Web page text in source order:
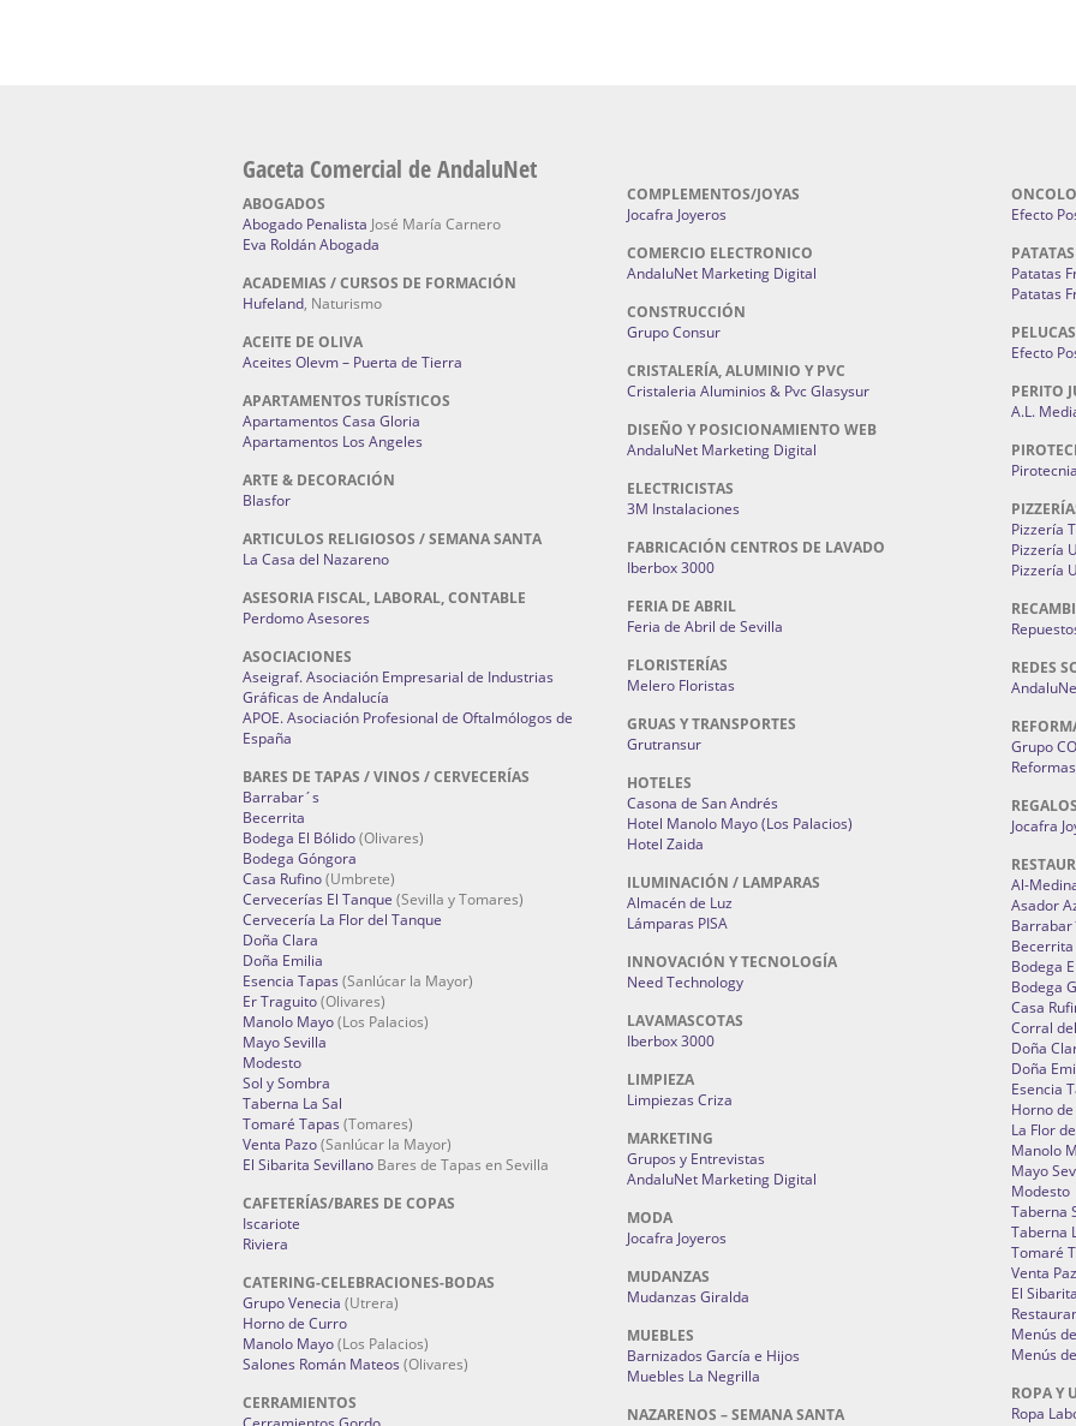
Gaceta Comercial de AndaluNet
ABOGADOS
Abogado Penalista José María Carnero
Eva Roldán Abogada
ACADEMIAS / CURSOS DE FORMACIÓN
Hufeland, Naturismo
ACEITE DE OLIVA
Aceites Olevm – Puerta de Tierra
APARTAMENTOS TURÍSTICOS
Apartamentos Casa Gloria
Apartamentos Los Angeles
ARTE & DECORACIÓN
Blasfor
ARTICULOS RELIGIOSOS / SEMANA SANTA
La Casa del Nazareno
ASESORIA FISCAL, LABORAL, CONTABLE
Perdomo Asesores
ASOCIACIONES
Aseigraf. Asociación Empresarial de Industrias
Gráficas de Andalucía
APOE. Asociación Profesional de Oftalmólogos de
España
BARES DE TAPAS / VINOS / CERVECERÍAS
Barrabar´s
Becerrita
Bodega El Bólido(Olivares)
Bodega Góngora
Casa Rufino(Umbrete)
Cervecerías El Tanque (Sevilla y Tomares)
Cervecería La Flor del Tanque
Doña Clara
Doña Emilia
Esencia Tapas (Sanlúcar la Mayor)
Er Traguito(Olivares)
Manolo Mayo(Los Palacios)
Mayo Sevilla
Modesto
Sol y Sombra
Taberna La Sal
Tomaré Tapas (Tomares)
Venta Pazo(Sanlúcar la Mayor)
El Sibarita Sevillano Bares de Tapas en Sevilla
CAFETERÍAS/BARES DE COPAS
Iscariote
Riviera
CATERING-CELEBRACIONES-BODAS
Grupo Venecia (Utrera)
Horno de Curro
Manolo Mayo(Los Palacios)
Salones Román Mateos (Olivares)
CERRAMIENTOS
COMPLEMENTOS/JOYAS
Jocafra Joyeros
COMERCIO ELECTRONICO
AndaluNet Marketing Digital
CONSTRUCCIÓN
Grupo Consur
CRISTALERÍA, ALUMINIO Y PVC
Cristaleria Aluminios & Pvc Glasysur
DISEÑO Y POSICIONAMIENTO WEB
AndaluNet Marketing Digital
ELECTRICISTAS
3M Instalaciones
FABRICACIÓN CENTROS DE LAVADO
Iberbox 3000
FERIA DE ABRIL
Feria de Abril de Sevilla
FLORISTERÍAS
Melero Floristas
GRUAS Y TRANSPORTES
Grutransur
HOTELES
Casona de San Andrés
Hotel Manolo Mayo (Los Palacios)
Hotel Zaida
ILUMINACIÓN / LAMPARAS
Almacén de Luz
Lámparas PISA
INNOVACIÓN Y TECNOLOGÍA
Need Technology
LAVAMASCOTAS
Iberbox 3000
LIMPIEZA
Limpiezas Criza
MARKETING
Grupos y Entrevistas
AndaluNet Marketing Digital
MODA
Jocafra Joyeros
MUDANZAS
Mudanzas Giralda
MUEBLES
Barnizados García e Hijos
Muebles La Negrilla
NAZARENOS – SEMANA SANTA
Efecto
Patatas
Patatas
PELUCAS
Efecto
PERITO
A.L.
Pizzería
Pizzería
Pizzería
REDES
Grupo
Jocafra
Al-
Asador
Becerrita
Bodega
Bodega
Casa
Corral
Doña
Doña
Esencia
Horno
La Flor
Manolo
Mayo
Modesto
Taberna
Taberna
Tomaré
Venta
El
Menús
Menús
ROPA Y
Ropa